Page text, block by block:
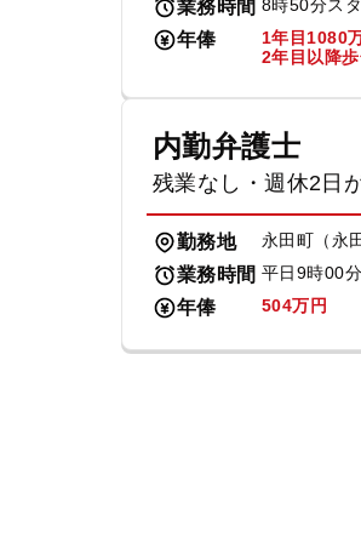
業務時間 8時50分ス
年俸
1年目1080
2年目以降
内勤弁護士
残業なし・週休2日
勤務地 永田町（永
業務時間 平日9時00
年俸 504万円